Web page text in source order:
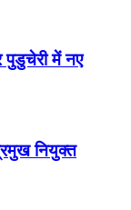
में नए
नियुक्त